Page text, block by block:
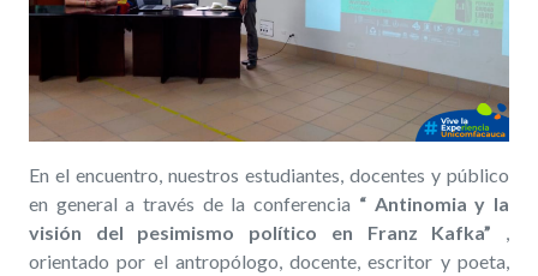
En el encuentro, nuestros estudiantes, docentes y público
en general a través de la conferencia “ Antinomia y la
visión del pesimismo político en Franz Kafka” ,
orientado por el antropólogo, docente, escritor y poeta,